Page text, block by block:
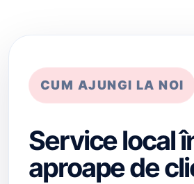
CUM AJUNGI LA NOI
Service local
aproape de